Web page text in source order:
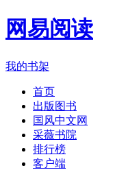
网易阅读
我的书架
首页
出版图书
国风中文网
采薇书院
排行榜
客户端